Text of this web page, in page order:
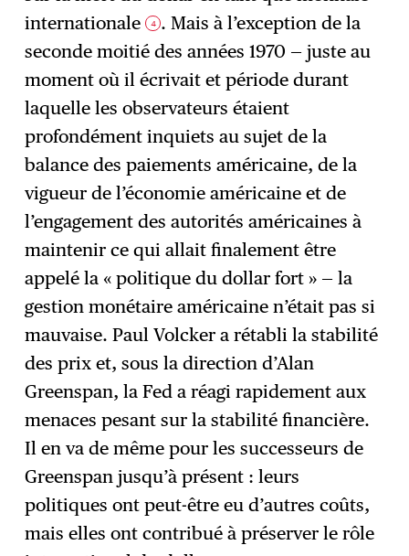
internationale 4 . Mais à l’exception de la
seconde moitié des années 1970 — juste au
moment où il écrivait et période durant
laquelle les observateurs étaient
profondément inquiets au sujet de la
balance des paiements américaine, de la
vigueur de l’économie américaine et de
l’engagement des autorités américaines à
maintenir ce qui allait finalement être
appelé la « politique du dollar fort » — la
gestion monétaire américaine n’était pas si
mauvaise. Paul Volcker a rétabli la stabilité
des prix et, sous la direction d’Alan
Greenspan, la Fed a réagi rapidement aux
menaces pesant sur la stabilité financière.
Il en va de même pour les successeurs de
Greenspan jusqu’à présent : leurs
politiques ont peut-être eu d’autres coûts,
mais elles ont contribué à préserver le rôle